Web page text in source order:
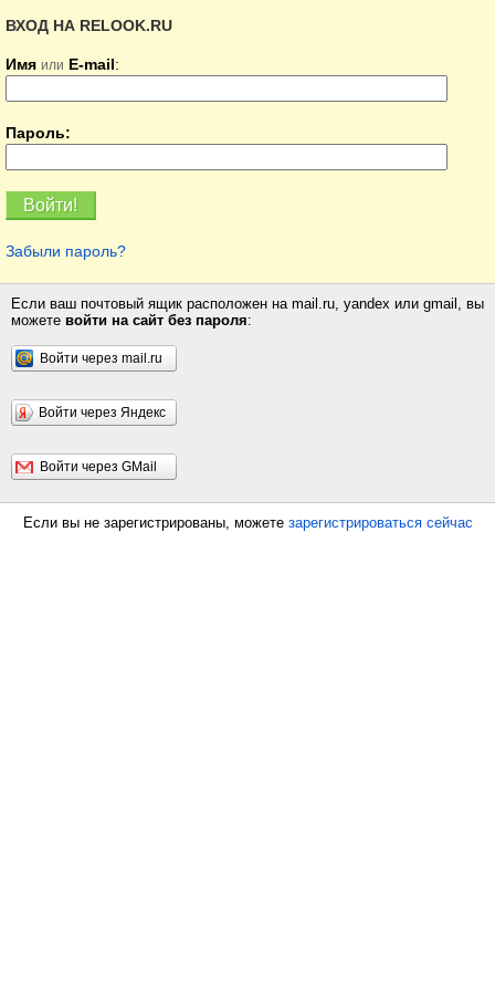
ВХОД НА RELOOK.RU
Имя или E-mail:
Пароль:
Забыли пароль?
Если ваш почтовый ящик расположен на mail.ru, yandex или gmail, вы
можете войти на сайт без пароля:
Войти через mail.ru
Войти через Яндекс
Войти через GMail
Если вы не зарегистрированы, можете зарегистрироваться сейчас